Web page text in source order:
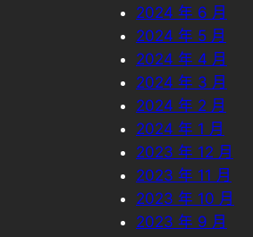
2024 年 6 月
2024 年 5 月
2024 年 4 月
2024 年 3 月
2024 年 2 月
2024 年 1 月
2023 年 12 月
2023 年 11 月
2023 年 10 月
2023 年 9 月